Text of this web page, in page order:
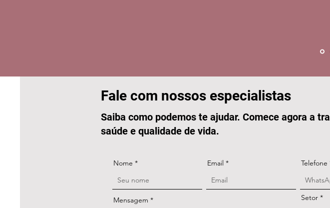
Fale com nossos especialistas
Saiba como podemos te ajudar. Comece agora a
saúde e qualidade de vida.
Nome Email Telefone
Mensagem Setor